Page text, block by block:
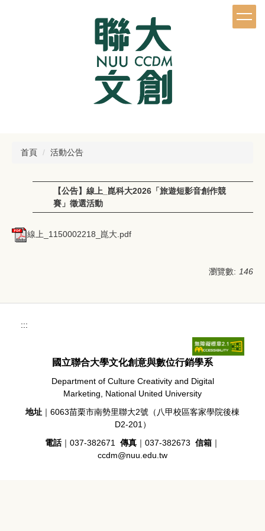
首頁 活動公告
【公告】線上_崑科大2026「旅遊短影音創作競
賽」徵選活動
線上_1150002218_崑大.pdf
瀏覽數: 146
:::
國立聯合大學文化創意與數位行銷學系
Department of Culture Creativity and Digital
Marketing, National United University
地址 ｜6063苗栗市南勢里聯大2號（八甲校區客家學院後棟
D2-201）
電話｜037-382671 傳真 ｜037-382673 信箱 ｜
ccdm@nuu.edu.tw